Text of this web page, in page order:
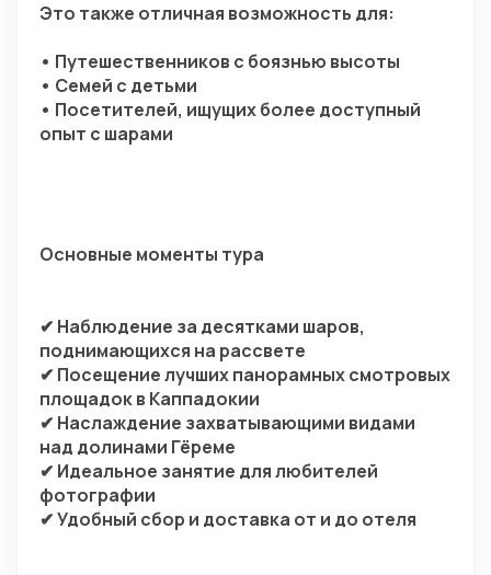
Это также отличная возможность для:
• Путешественников с боязнью высоты
• Семей с детьми
• Посетителей, ищущих более доступный
опыт с шарами
Основные моменты тура
✔ Наблюдение за десятками шаров,
поднимающихся на рассвете
✔ Посещение лучших панорамных смотровых
площадок в Каппадокии
✔ Наслаждение захватывающими видами
над долинами Гёреме
✔ Идеальное занятие для любителей
фотографии
✔ Удобный сбор и доставка от и до отеля